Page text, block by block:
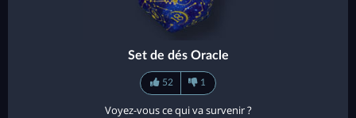
Set de dés Oracle
52 1
Voyez-vous ce qui va survenir ?